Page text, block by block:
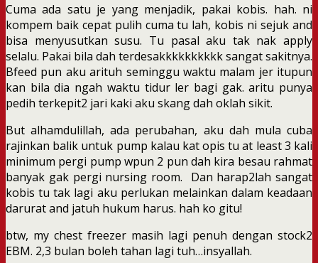
Cuma ada satu je yang menjadik, pakai kobis. hah. ni
kompem baik cepat pulih cuma tu lah, kobis ni sejuk and
bisa menyusutkan susu. Tu pasal aku tak nak apply
selalu. Pakai bila dah terdesakkkkkkkkkk sangat sakitnya.
Bfeed pun aku arituh seminggu waktu malam jer itupun
kan bila dia ngah waktu tidur ler bagi gak. aritu punya
pedih terkepit2 jari kaki aku skang dah oklah sikit.
But alhamdulillah, ada perubahan, aku dah mula cuba
rajinkan balik untuk pump kalau kat opis tu at least 3 kali
minimum pergi pump wpun 2 pun dah kira besau rahmat
banyak gak pergi nursing room. Dan harap2lah sangat
kobis tu tak lagi aku perlukan melainkan dalam keadaan
darurat and jatuh hukum harus. hah ko gitu!
btw, my chest freezer masih lagi penuh dengan stock2
EBM. 2,3 bulan boleh tahan lagi tuh…insyallah.